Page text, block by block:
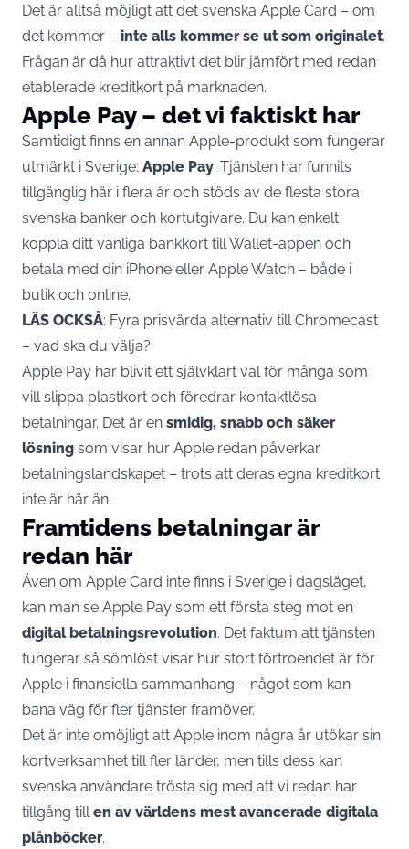
Det är alltså möjligt att det svenska Apple Card – om
det kommer – inte alls kommer se ut som originalet.
Frågan är då hur attraktivt det blir jämfört med redan
etablerade kreditkort på marknaden.
Apple Pay – det vi faktiskt har
Samtidigt finns en annan Apple-produkt som fungerar
utmärkt i Sverige: Apple Pay. Tjänsten har funnits
tillgänglig här i flera år och stöds av de flesta stora
svenska banker och kortutgivare. Du kan enkelt
koppla ditt vanliga bankkort till Wallet-appen och
betala med din iPhone eller Apple Watch – både i
butik och online.
LÄS OCKSÅ: Fyra prisvärda alternativ till Chromecast
– vad ska du välja?
Apple Pay har blivit ett självklart val för många som
vill slippa plastkort och föredrar kontaktlösa
betalningar. Det är en smidig, snabb och säker
lösning som visar hur Apple redan påverkar
betalningslandskapet – trots att deras egna kreditkort
inte är här än.
Framtidens betalningar är
redan här
Även om Apple Card inte finns i Sverige i dagsläget,
kan man se Apple Pay som ett första steg mot en
digital betalningsrevolution. Det faktum att tjänsten
fungerar så sömlöst visar hur stort förtroendet är för
Apple i finansiella sammanhang – något som kan
bana väg för fler tjänster framöver.
Det är inte omöjligt att Apple inom några år utökar sin
kortverksamhet till fler länder, men tills dess kan
svenska användare trösta sig med att vi redan har
tillgång till en av världens mest avancerade digitala
plånböcker.